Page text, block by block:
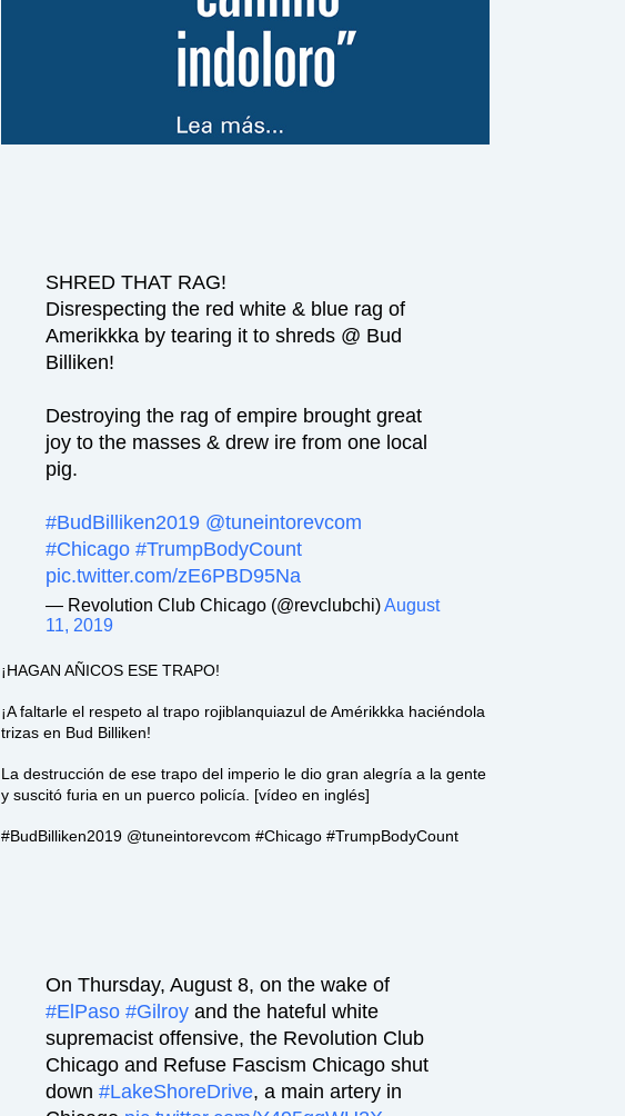
SHRED THAT RAG!
Disrespecting the red white & blue rag of
Amerikkka by tearing it to shreds @ Bud
Billiken!
Destroying the rag of empire brought great
joy to the masses & drew ire from one local
pig.
#BudBilliken2019 @tuneintorevcom
#Chicago #TrumpBodyCount
pic.twitter.com/zE6PBD95Na
— Revolution Club Chicago (@revclubchi)August
11, 2019
¡HAGAN AÑICOS ESE TRAPO!
¡A faltarle el respeto al trapo rojiblanquiazul de Amérikkka haciéndola
trizas en Bud Billiken!
La destrucción de ese trapo del imperio le dio gran alegría a la gente
y suscitó furia en un puerco policía. [vídeo en inglés]
#BudBilliken2019 @tuneintorevcom #Chicago #TrumpBodyCount
On Thursday, August 8, on the wake of
#ElPaso #Gilroy and the hateful white
supremacist offensive, the Revolution Club
Chicago and Refuse Fascism Chicago shut
down #LakeShoreDrive, a main artery in